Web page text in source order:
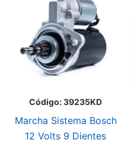
Código: 39235KD
Marcha Sistema Bosch
12 Volts 9 Dientes